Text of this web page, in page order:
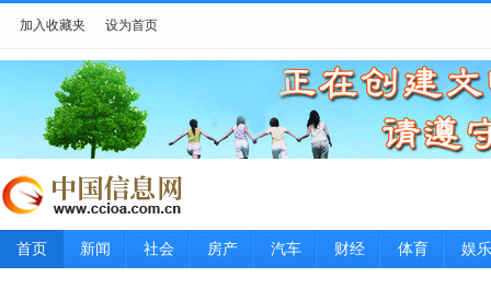
加入收藏夹 设为首页
首页 新闻 社会 房产 汽车 财经 体育 娱乐